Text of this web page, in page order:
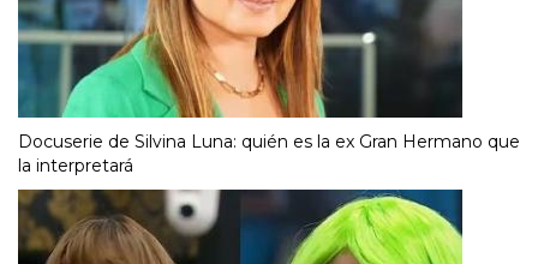
Docuserie de Silvina Luna: quién es la ex Gran Hermano que
la interpretará